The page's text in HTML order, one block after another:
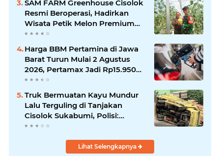
SAM FARM Greenhouse Cisolok
Resmi Beroperasi, Hadirkan
Wisata Petik Melon Premium
dan Edukasi Pertanian Modern
Harga BBM Pertamina di Jawa
Barat Turun Mulai 2 Agustus
2026, Pertamax Jadi Rp15.950
per Liter, Cek Daftar Harga
Truk Bermuatan Kayu Mundur
Lalu Terguling di Tanjakan
Cisolok Sukabumi, Polisi:
Diduga Tak Kuat Menanjak
Lihat Selengkapnya